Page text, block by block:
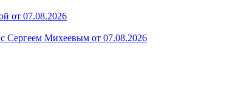
от 07.08.2026
Сергеем Михеевым от 07.08.2026